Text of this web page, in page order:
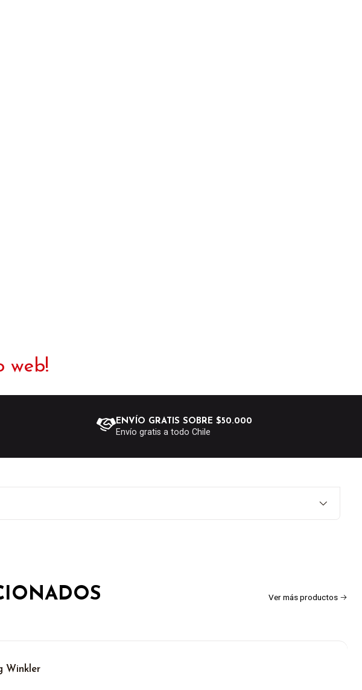
web!
ENVÍO GRATIS SOBRE $50.000
Envío gratis a todo Chile
Ver más productos
Winkler